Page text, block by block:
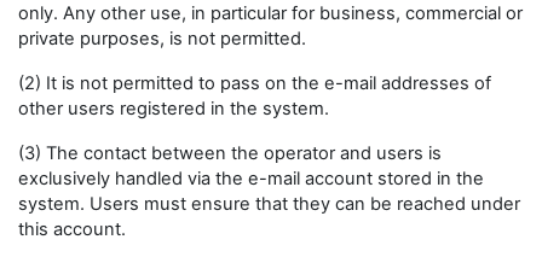
only. Any other use, in particular for business, commercial or
private purposes, is not permitted.
(2) It is not permitted to pass on the e-mail addresses of
other users registered in the system.
(3) The contact between the operator and users is
exclusively handled via the e-mail account stored in the
system. Users must ensure that they can be reached under
this account.